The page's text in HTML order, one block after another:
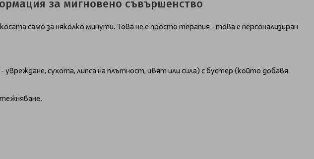
за мигновено съвършенство
само за няколко минути. Това не е просто терапия - това е персонализиран
сухота, липса на плътност, цвят или сила) с бустер (който добавя